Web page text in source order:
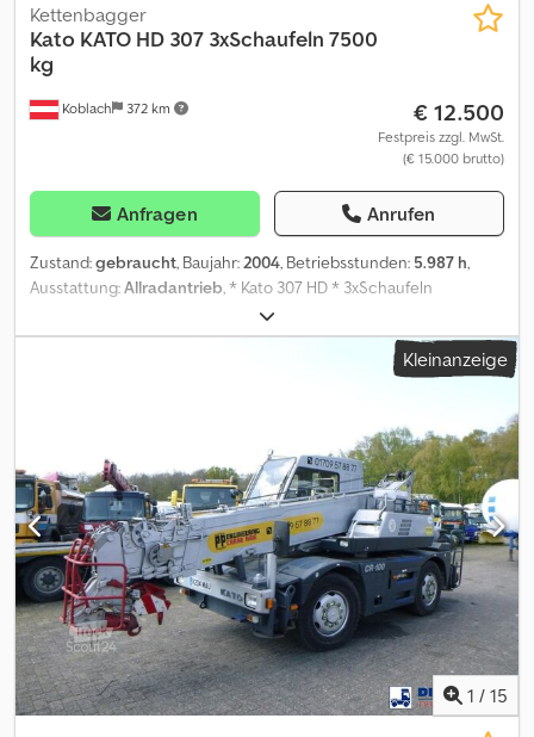
Koblach 372 km
Kettenbagger
Kato KATO HD 307 3xSchaufeln 7500
kg
€ 12.500
Festpreis zzgl. MwSt.
(€ 15.000 brutto)
Anfragen Anrufen
Zustand:gebraucht, Baujahr:2004, Betriebsstunden: 5.987 h,
Ausstattung:Allradantrieb, * Kato 307 HD * 3xSchaufeln
Dwsdpfexzwdyex Abkoa * MADE in Japan * Einsatzgewicht 00 kg
* Isuzu 4 Zillinder Motor * Betriebstunden 5987 * Baujahr 2004 *
Motor Pumpe Hydlaulik alles ok * Arbeitszeit von Mo bis Fr 07:30-
Kleinanzeige
1 / 15